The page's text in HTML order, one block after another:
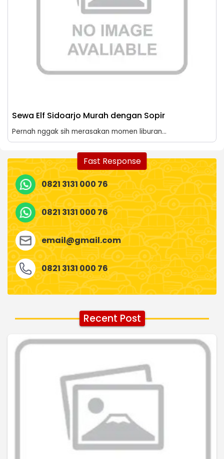
Sewa Elf Sidoarjo Murah dengan Sopir
Pernah nggak sih merasakan momen liburan...
Fast Response
0821 3131 000 76
0821 3131 000 76
email@gmail.com
0821 3131 000 76
Recent Post